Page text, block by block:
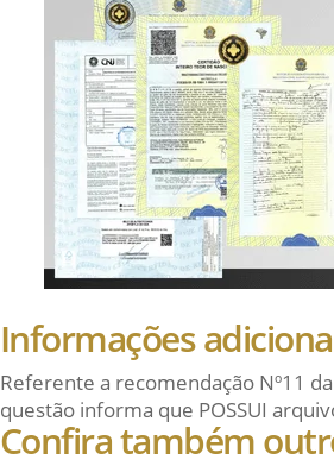
Informações
Referente a recomendação Nº11
questão informa que POSSUI
Confira também